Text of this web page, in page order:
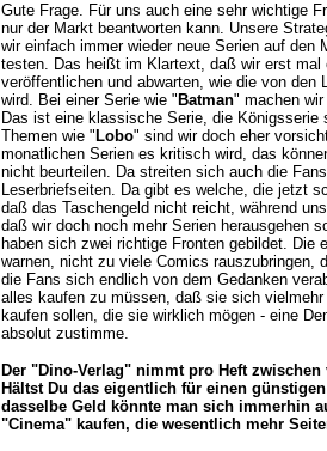
Gute Frage. Für uns auch eine sehr wichtige
nur der Markt beantworten kann. Unsere
wir einfach immer wieder neue Serien auf den
testen. Das heißt im Klartext, daß wir erst mal
veröffentlichen und abwarten, wie die von den
wird. Bei einer Serie wie " Batman" machen
Das ist eine klassische Serie, die Königsserie
Themen wie " Lobo" sind wir doch eher
monatlichen Serien es kritisch wird, das
nicht beurteilen. Da streiten sich auch die
Leserbriefseiten. Da gibt es welche, die jetzt
daß das Taschengeld nicht reicht, während
daß wir doch noch mehr Serien herausgehen
haben sich zwei richtige Fronten gebildet. Die
warnen, nicht zu viele Comics rauszubringen,
die Fans sich endlich von dem Gedanken
alles kaufen zu müssen, daß sie sich
kaufen sollen, die sie wirklich mögen - eine
absolut zustimme.
Der "Dino-Verlag" nimmt pro Heft
Hältst Du das eigentlich für einen
dasselbe Geld könnte man sich immerhin
"Cinema" kaufen, die wesentlich mehr